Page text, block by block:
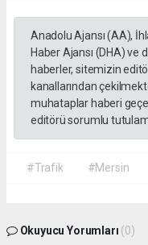
Anadolu Ajansı (AA),
Haber Ajansı (DHA)
haberler, sitemizin
kanallarından
muhataplar haberi
editörü sorumlu
#Trafik #Mersin
Okuyucu Yorumları (0)